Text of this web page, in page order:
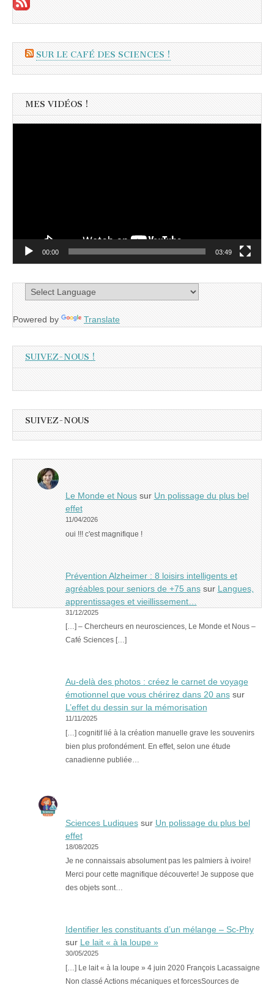
SUR LE CAFÉ DES SCIENCES !
MES VIDÉOS !
00:00 03:49
Powered by Translate
SUIVEZ-NOUS !
SUIVEZ-NOUS
Le Monde et Noussur Un polissage du plus bel
effet
11/04/2026
oui !!! c'est magnifique !
Prévention Alzheimer : 8 loisirs intelligents et
agréables pour seniors de +75 anssur Langues,
apprentissages et vieillissement…
31/12/2025
[…] – Chercheurs en neurosciences, Le Monde et Nous –
Café Sciences […]
Au-delà des photos : créez le carnet de voyage
émotionnel que vous chérirez dans 20 anssur
L’effet du dessin sur la mémorisation
11/11/2025
[…] cognitif lié à la création manuelle grave les souvenirs
bien plus profondément. En effet, selon une étude
canadienne publiée…
Sciences Ludiquessur Un polissage du plus bel
effet
18/08/2025
Je ne connaissais absolument pas les palmiers à ivoire!
Merci pour cette magnifique découverte! Je suppose que
des objets sont…
Identifier les constituants d’un mélange – Sc-Phy
sur Le lait « à la loupe »
30/05/2025
[…] Le lait « à la loupe » 4 juin 2020 François Lacassaigne
Non classé Actions mécaniques et forcesSources de